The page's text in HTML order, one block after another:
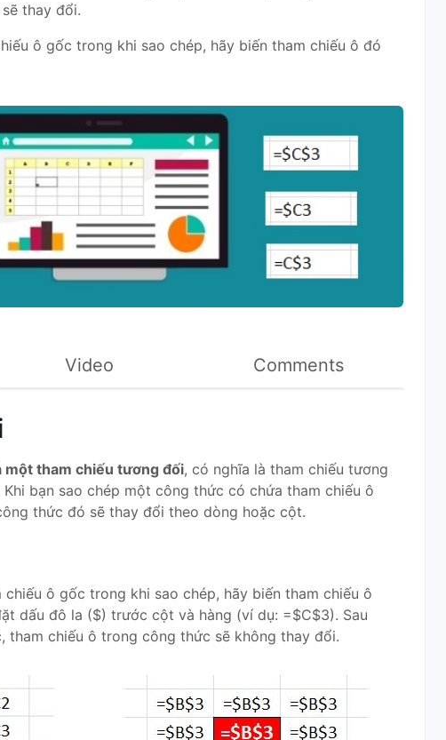
thay đổi.
ô gốc trong khi sao chép, hãy biến tham chiếu ô đó
Video Comments
một tham chiếu tương đối, có nghĩa là tham chiếu tương
bạn sao chép một công thức có chứa tham chiếu ô
thức đó sẽ thay đổi theo dòng hoặc cột.
ô gốc trong khi sao chép, hãy biến tham chiếu ô
dấu đô la ($) trước cột và hàng (ví dụ: =$C$3). Sau
tham chiếu ô trong công thức sẽ không thay đổi.